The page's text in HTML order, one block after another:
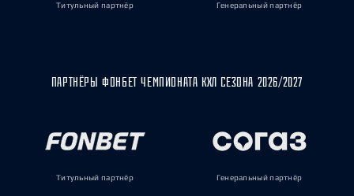
Титульный партнёр Генеральный партнёр
ПАРТНЁРЫ ФОНБЕТ ЧЕМПИОНАТА КХЛ СЕЗОНА 2026/2027
Титульный партнёр Генеральный партнёр